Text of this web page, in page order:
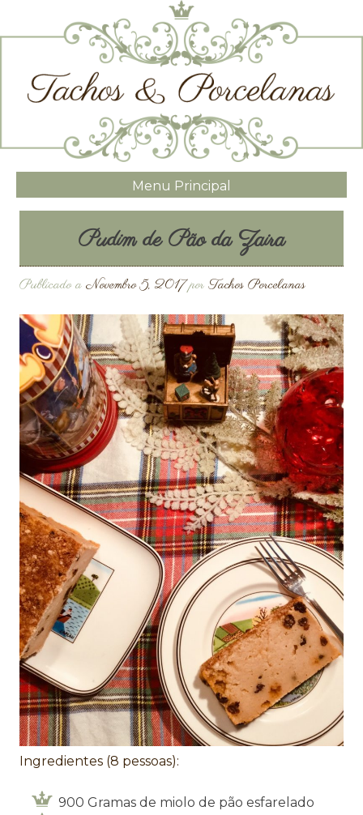
Menu Principal
Pudim de Pão da Zaira
Publicado a Novembro 5, 2017por Tachos Porcelanas
Ingredientes (8 pessoas):
900 Gramas de miolo de pão esfarelado